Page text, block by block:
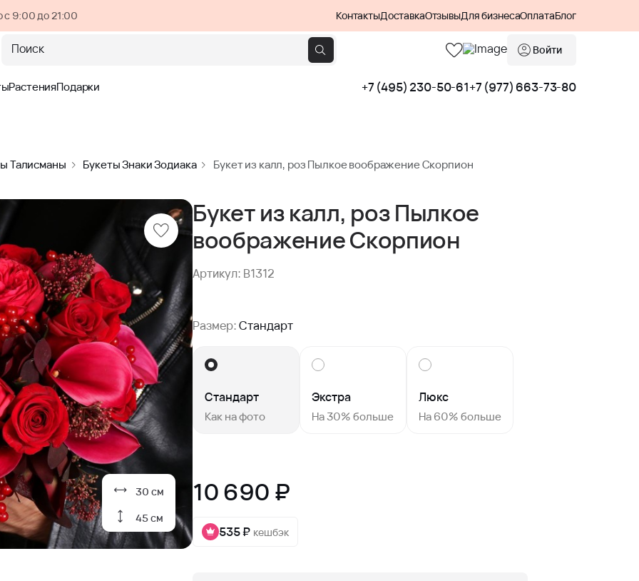
с 9:00 до 21:00 КонтактыДоставкаОтзывыДля бизнесаОплатаБлог
Поиск Войти
РастенияПодарки +7 (495) 230-50-61+7 (977) 663-73-80
Талисманы Букеты Знаки Зодиака Букет из калл, роз Пылкое воображение Скорпион
30 см
45 см
Букет из калл, роз Пылкое
воображение Скорпион
Артикул: B1312
Размер:Стандарт
Стандарт
Как на фото
Экстра
На 30% больше
Люкс
На 60% больше
10 690 ₽
535 ₽ кешбэк